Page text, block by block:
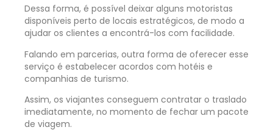
Dessa forma, é possível deixar alguns motoristas
disponíveis perto de locais estratégicos, de modo a
ajudar os clientes a encontrá-los com facilidade.
Falando em parcerias, outra forma de oferecer esse
serviço é estabelecer acordos com hotéis e
companhias de turismo.
Assim, os viajantes conseguem contratar o traslado
imediatamente, no momento de fechar um pacote
de viagem.